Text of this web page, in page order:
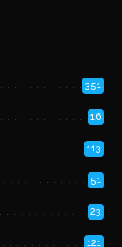
351
16
113
51
23
121